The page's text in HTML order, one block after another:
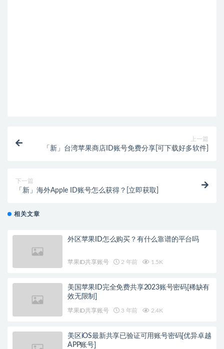
上一篇
「新」台湾苹果商店ID账号免费分享[可下载好多软件]
下一篇
「新」海外Apple ID账号怎么获得？[立即获取]
相关文章
外区苹果ID怎么购买？有什么靠谱的平台吗
苹果ID共享账号 2 年前 1.5K
美国苹果ID完全免费共享2023账号密码[稀缺有
效无限制]
苹果ID共享账号 3 年前 2.4K
美区iOS最新共享已验证可用账号密码[优异卓越
APP账号]